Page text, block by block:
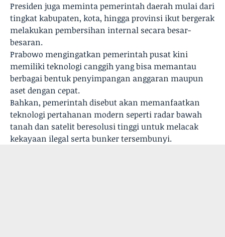
Presiden juga meminta pemerintah daerah mulai dari
tingkat kabupaten, kota, hingga provinsi ikut bergerak
melakukan pembersihan internal secara besar-
besaran.
Prabowo mengingatkan pemerintah pusat kini
memiliki teknologi canggih yang bisa memantau
berbagai bentuk penyimpangan anggaran maupun
aset dengan cepat.
Bahkan, pemerintah disebut akan memanfaatkan
teknologi pertahanan modern seperti radar bawah
tanah dan satelit beresolusi tinggi untuk melacak
kekayaan ilegal serta bunker tersembunyi.